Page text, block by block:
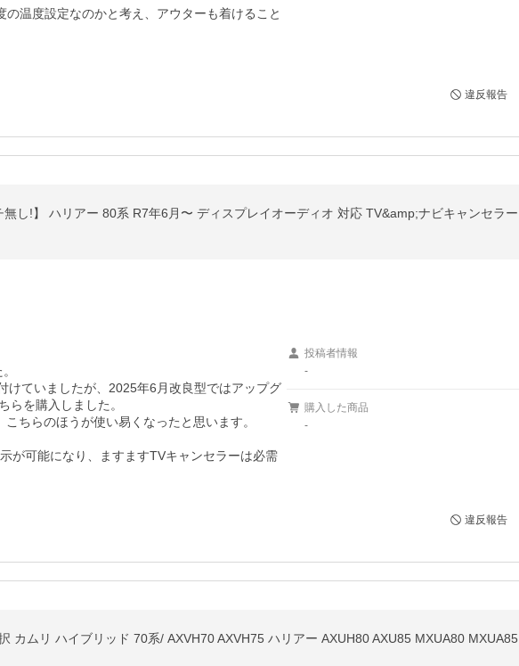
温度設定なのかと考え、アウターも着けること
違反報告
無し!】 ハリアー 80系 R7年6月〜 ディスプレイオーディオ 対応 TV&amp;ナビキャンセラー
けていましたが、2025年6月改良型ではアップグ
らを購入しました。
ちらのほうが使い易くなったと思います。
が可能になり、ますますTVキャンセラーは必需
投稿者情報
-
購入した商品
-
違反報告
カムリ ハイブリッド 70系/ AXVH70 AXVH75 ハリアー AXUH80 AXU85 MXUA80 MXUA85